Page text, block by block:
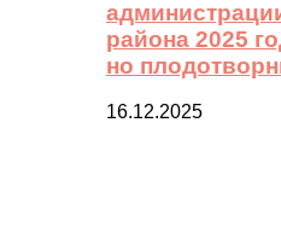
района 2025
но
16.12.2025